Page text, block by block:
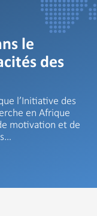
le
des
l’Initiative des
en Afrique
motivation et de